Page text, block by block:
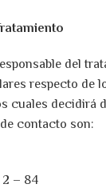
del
respecto de
cuales decidirá
contacto son:
2 – 84